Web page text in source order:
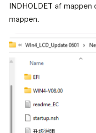
INDHOLDET af
mappen.